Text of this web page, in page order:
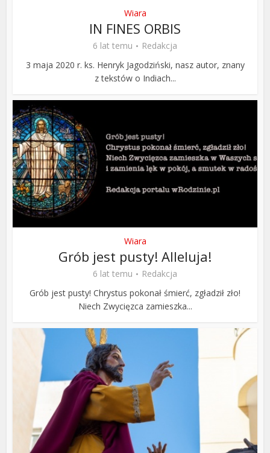
Wiara
IN FINES ORBIS
6 lat temu
Redakcja
3 maja 2020 r. ks. Henryk Jagodziński, nasz autor, znany
z tekstów o Indiach...
Wiara
Grób jest pusty! Alleluja!
6 lat temu
Redakcja
Grób jest pusty! Chrystus pokonał śmierć, zgładził zło!
Niech Zwycięzca zamieszka...